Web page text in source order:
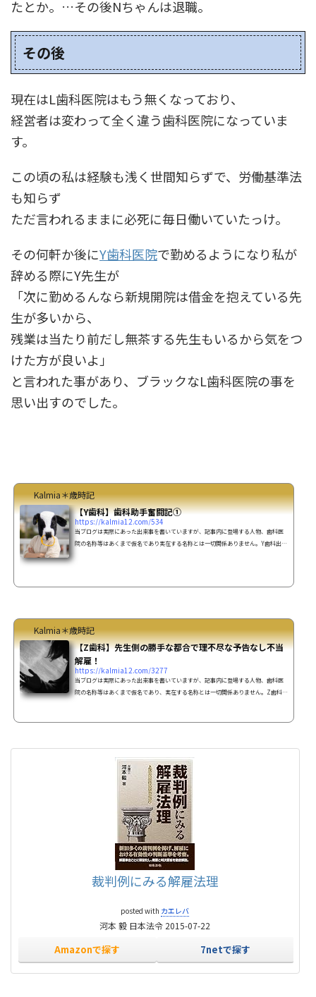
たとか。…その後Nちゃんは退職。
その後
現在はL歯科医院はもう無くなっており、
経営者は変わって全く違う歯科医院になっていま
す。
この頃の私は経験も浅く世間知らずで、労働基準法
も知らず
ただ言われるままに必死に毎日働いていたっけ。
その何軒か後にY歯科医院で勤めるようになり私が
辞める際にY先生が
「次に勤めるんなら新規開院は借金を抱えている先
生が多いから、
残業は当たり前だし無茶する先生もいるから気をつ
けた方が良いよ」
と言われた事があり、ブラックなL歯科医院の事を
思い出すのでした。
Kalmia＊歳時記
【Y歯科】歯科助手奮闘記①
https://kalmia12.com/534
当ブログは実際にあった出来事を書いていますが、記事内に登場する人物、歯科医
院の名称等はあくまで仮名であり実在する名称とは一切関係ありません。Y歯科出勤
Kalmia＊歳時記
【Z歯科】先生側の勝手な都合で理不尽な予告なし不当
解雇！
https://kalmia12.com/3277
当ブログは実際にあった出来事を書いていますが、記事内に登場する人物、歯科医
院の名称等はあくまで仮名であり、実在する名称とは一切関係ありません。Z歯科医
裁判例にみる解雇法理
posted with カエレバ
河本 毅 日本法令 2015-07-22
Amazonで探す 7netで探す